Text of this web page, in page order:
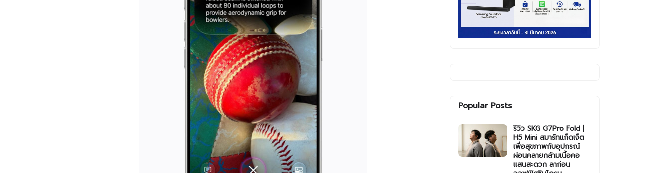
Popular Posts
รีวิว SKG G7Pro Fold |
H5 Mini สมาร์ทแก็ดเจ็ต
เพื่อสุขภาพกับอุปกรณ์
ผ่อนคลายกล้ามเนื้อคอ
แสนสะดวก ลาก่อน